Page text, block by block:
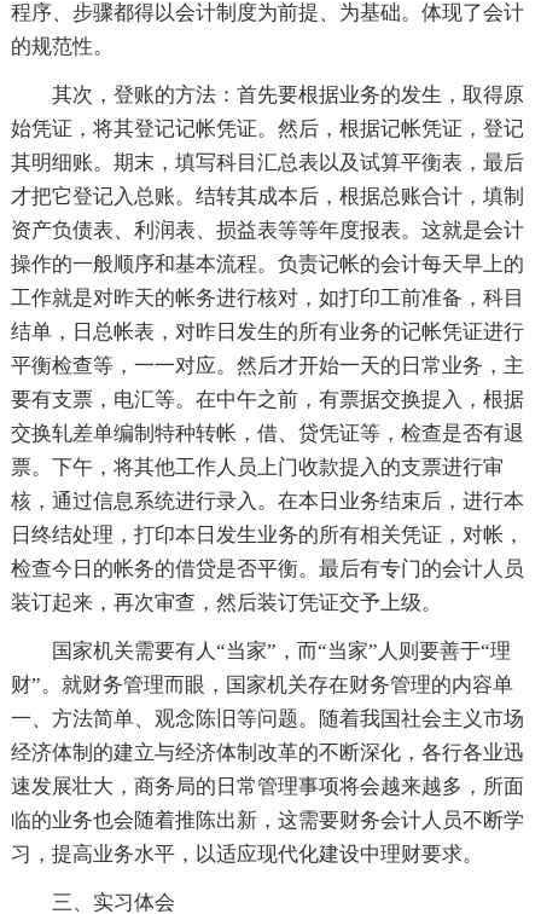
程序、步骤都得以会计制度为前提、为基础。体现了会计
的规范性。
其次，登账的方法：首先要根据业务的发生，取得原
始凭证，将其登记记帐凭证。然后，根据记帐凭证，登记
其明细账。期末，填写科目汇总表以及试算平衡表，最后
才把它登记入总账。结转其成本后，根据总账合计，填制
资产负债表、利润表、损益表等等年度报表。这就是会计
操作的一般顺序和基本流程。负责记帐的会计每天早上的
工作就是对昨天的帐务进行核对，如打印工前准备，科目
结单，日总帐表，对昨日发生的所有业务的记帐凭证进行
平衡检查等，一一对应。然后才开始一天的日常业务，主
要有支票，电汇等。在中午之前，有票据交换提入，根据
交换轧差单编制特种转帐，借、贷凭证等，检查是否有退
票。下午，将其他工作人员上门收款提入的支票进行审
核，通过信息系统进行录入。在本日业务结束后，进行本
日终结处理，打印本日发生业务的所有相关凭证，对帐，
检查今日的帐务的借贷是否平衡。最后有专门的会计人员
装订起来，再次审查，然后装订凭证交予上级。
国家机关需要有人“当家”，而“当家”人则要善于“理
财”。就财务管理而眼，国家机关存在财务管理的内容单
一、方法简单、观念陈旧等问题。随着我国社会主义市场
经济体制的建立与经济体制改革的不断深化，各行各业迅
速发展壮大，商务局的日常管理事项将会越来越多，所面
临的业务也会随着推陈出新，这需要财务会计人员不断学
习，提高业务水平，以适应现代化建设中理财要求。
三、实习体会